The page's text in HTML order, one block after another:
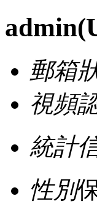
admin
郵箱
視頻
統計
性別